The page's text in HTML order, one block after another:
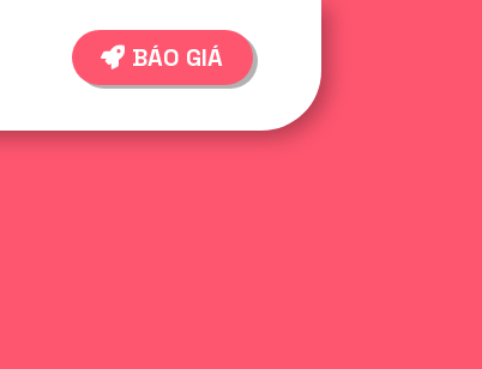
BÁO GIÁ